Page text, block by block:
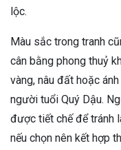
lộc.
Màu sắc trong tranh
cân bằng phong thuỷ
vàng, nâu đất hoặc
người tuổi Quý Dậu.
được tiết chế để tránh
nếu chọn nên kết hợp